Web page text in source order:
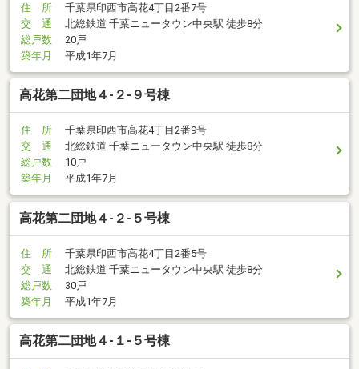
住 所
千葉県印西市高花4丁目2番7号
交 通
北総鉄道 千葉ニュータウン中央駅 徒歩8分
総戸数
20戸
築年月
平成1年7月
高花第二団地４-２-９号棟
住 所
千葉県印西市高花4丁目2番9号
交 通
北総鉄道 千葉ニュータウン中央駅 徒歩8分
総戸数
10戸
築年月
平成1年7月
高花第二団地４-２-５号棟
住 所
千葉県印西市高花4丁目2番5号
交 通
北総鉄道 千葉ニュータウン中央駅 徒歩8分
総戸数
30戸
築年月
平成1年7月
高花第二団地４-１-５号棟